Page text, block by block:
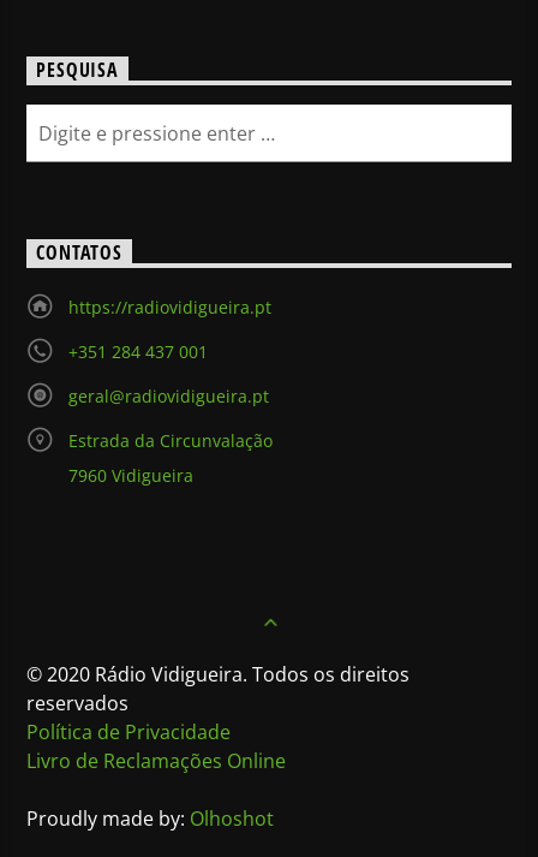
PESQUISA
CONTATOS
https://radiovidigueira.pt
+351 284 437 001
geral@radiovidigueira.pt
Estrada da Circunvalação
7960 Vidigueira
© 2020 Rádio Vidigueira. Todos os direitos
reservados
Política de Privacidade
Livro de Reclamações Online
Proudly made by: Olhoshot